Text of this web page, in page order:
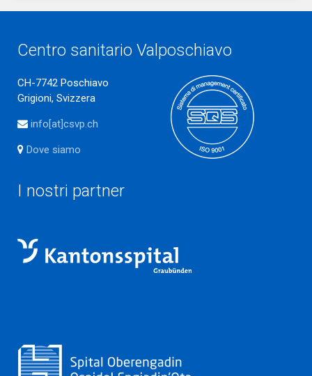
Centro sanitario Valposchiavo
CH-7742 Poschiavo
Grigioni, Svizzera
info[at]csvp.ch
Dove siamo
I nostri partner